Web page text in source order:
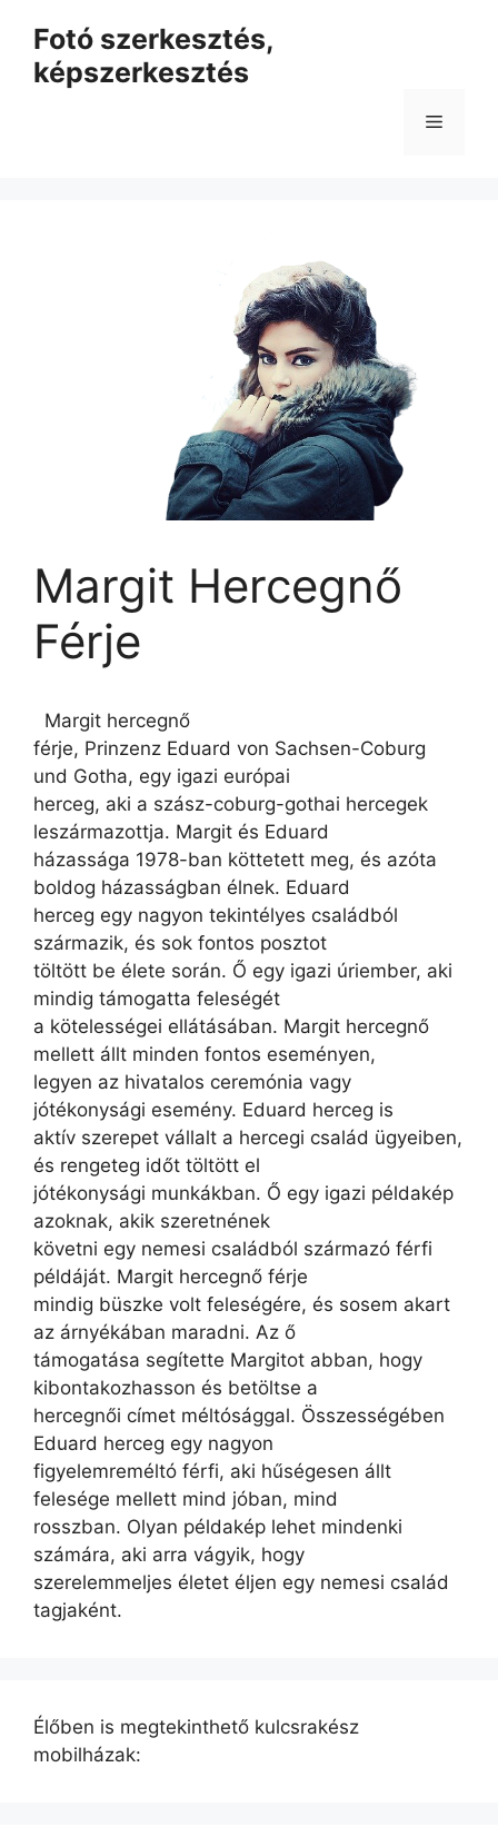
tartalomba
Fotó szerkesztés,
képszerkesztés
Menü
Margit Hercegnő
Férje
Margit hercegnő
férje, Prinzenz Eduard von Sachsen-Coburg
und Gotha, egy igazi európai
herceg, aki a szász-coburg-gothai hercegek
leszármazottja. Margit és Eduard
házassága 1978-ban köttetett meg, és azóta
boldog házasságban élnek. Eduard
herceg egy nagyon tekintélyes családból
származik, és sok fontos posztot
töltött be élete során. Ő egy igazi úriember, aki
mindig támogatta feleségét
a kötelességei ellátásában. Margit hercegnő
mellett állt minden fontos eseményen,
legyen az hivatalos ceremónia vagy
jótékonysági esemény. Eduard herceg is
aktív szerepet vállalt a hercegi család ügyeiben,
és rengeteg időt töltött el
jótékonysági munkákban. Ő egy igazi példakép
azoknak, akik szeretnének
követni egy nemesi családból származó férfi
példáját. Margit hercegnő férje
mindig büszke volt feleségére, és sosem akart
az árnyékában maradni. Az ő
támogatása segítette Margitot abban, hogy
kibontakozhasson és betöltse a
hercegnői címet méltósággal. Összességében
Eduard herceg egy nagyon
figyelemreméltó férfi, aki hűségesen állt
felesége mellett mind jóban, mind
rosszban. Olyan példakép lehet mindenki
számára, aki arra vágyik, hogy
szerelemmeljes életet éljen egy nemesi család
tagjaként.
Élőben is megtekinthető kulcsrakész
mobilházak: